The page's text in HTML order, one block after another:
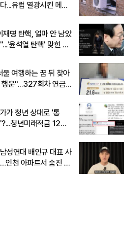
...유럽 열광시킨 메이
재명 탄핵, 얼마 안 남았
윤석열 탄핵' 맞힌 무
울 여행하는 꿈 뒤 찾아
행운"…327회차 연금
가 청년 상대로 '통
청년미래적금 12%
성연대 배인규 대표 사
인천 아파트서 숨진 채